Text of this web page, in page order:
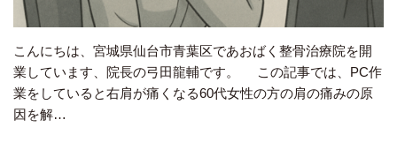
こんにちは、宮城県仙台市青葉区であおばく整骨治療院を開
業しています、院長の弓田龍輔です。 この記事では、PC作
業をしていると右肩が痛くなる60代女性の方の肩の痛みの原
因を解…